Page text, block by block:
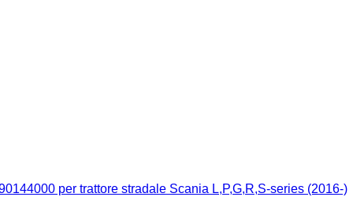
per trattore stradale Scania L,P,G,R,S-series (2016-)